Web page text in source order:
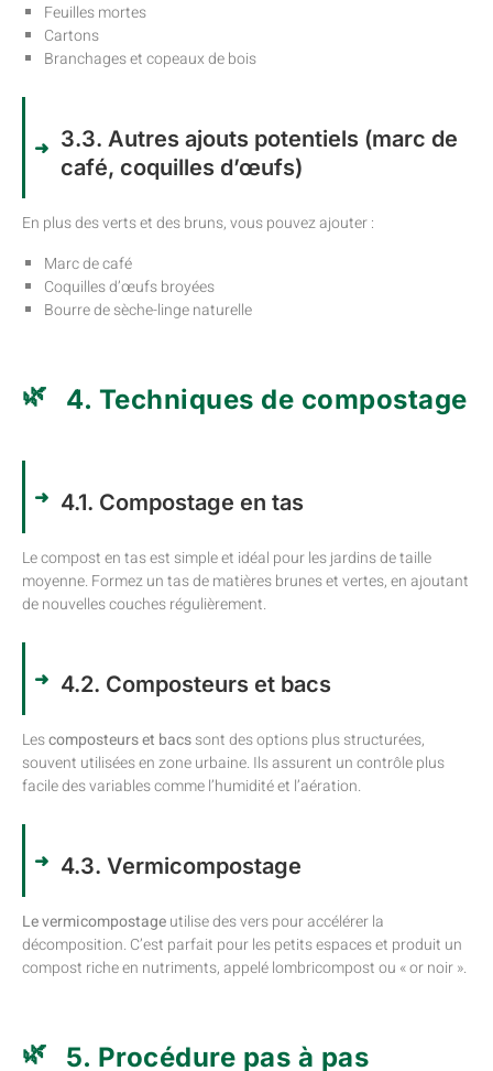
Feuilles mortes
Cartons
Branchages et copeaux de bois
3.3. Autres ajouts potentiels (marc de
café, coquilles d’œufs)
En plus des verts et des bruns, vous pouvez ajouter :
Marc de café
Coquilles d’œufs broyées
Bourre de sèche-linge naturelle
4. Techniques de compostage
4.1. Compostage en tas
Le compost en tas est simple et idéal pour les jardins de taille
moyenne. Formez un tas de matières brunes et vertes, en ajoutant
de nouvelles couches régulièrement.
4.2. Composteurs et bacs
Lescomposteurs et bacssont des options plus structurées,
souvent utilisées en zone urbaine. Ils assurent un contrôle plus
facile des variables comme l’humidité et l’aération.
4.3. Vermicompostage
Le vermicompostageutilise des vers pour accélérer la
décomposition. C’est parfait pour les petits espaces et produit un
compost riche en nutriments, appelé lombricompost ou « or noir ».
5. Procédure pas à pas